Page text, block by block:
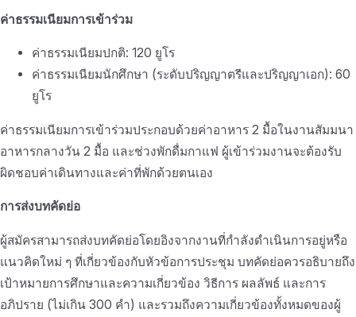
ค่าธรรมเนียมการเข้าร่วม
ค่าธรรมเนียมปกติ: 120 ยูโร
ค่าธรรมเนียมนักศึกษา (ระดับปริญญาตรีและปริญญาเอก): 60
ยูโร
ค่าธรรมเนียมการเข้าร่วมประกอบด้วยค่าอาหาร 2 มื้อในงานสัมมนา
อาหารกลางวัน 2 มื้อ และช่วงพักดื่มกาแฟ ผู้เข้าร่วมงานจะต้องรับ
ผิดชอบค่าเดินทางและค่าที่พักด้วยตนเอง
การส่งบทคัดย่อ
ผู้สมัครสามารถส่งบทคัดย่อโดยอิงจากงานที่กำลังดำเนินการอยู่หรือ
แนวคิดใหม่ ๆ ที่เกี่ยวข้องกับหัวข้อการประชุม บทคัดย่อควรอธิบายถึง
เป้าหมายการศึกษาและความเกี่ยวข้อง วิธีการ ผลลัพธ์ และการ
อภิปราย (ไม่เกิน 300 คำ) และรวมถึงความเกี่ยวข้องทั้งหมดของผู้